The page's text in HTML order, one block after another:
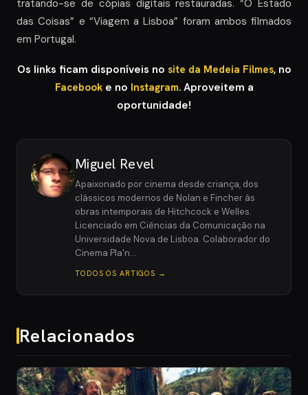
tratando-se de cópias digitais restauradas. “O Estado
das Coisas” e “Viagem a Lisboa” foram ambos filmados
em Portugal.
Os links ficam disponíveis no site da Medeia Filmes, no
Facebooke no Instagram. Aproveitem a
oportunidade!
Miguel Revel
Apaixonado por cinema desde criança, dos
clássicos modernos de Nolan e Fincher às
obras intemporais de Hitchcock e Welles.
Licenciado em Ciências da Comunicação na
Universidade Nova de Lisboa. Colaborador do
Cinema Pla'n…
TODOS OS ARTIGOS →
Relacionados